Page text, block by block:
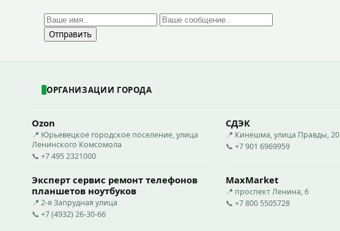
Отправить
ОРГАНИЗАЦИИ ГОРОДА
Ozon
📍 Юрьевецкое городское поселение, улица
Ленинского Комсомола
📞 +7 495 2321000
СДЭК
📍 Кинешма, улица Правды, 20
📞 +7 901 6969959
Эксперт сервис ремонт телефонов
планшетов ноутбуков
📍 2-я Запрудная улица
📞 +7 (4932) 26-30-66
MaxMarket
📍 проспект Ленина, 6
📞 +7 800 5505728